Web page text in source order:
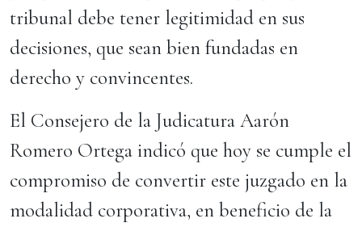
tribunal debe tener legitimidad en sus
decisiones, que sean bien fundadas en
derecho y convincentes.
El Consejero de la Judicatura Aarón
Romero Ortega indicó que hoy se cumple el
compromiso de convertir este juzgado en la
modalidad corporativa, en beneficio de la